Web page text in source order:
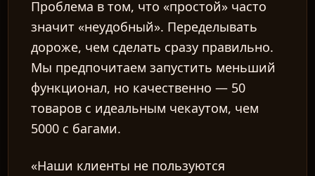
Проблема в том, что «простой» часто
значит «неудобный». Переделывать
дороже, чем сделать сразу правильно.
Мы предпочитаем запустить меньший
функционал, но качественно — 50
товаров с идеальным чекаутом, чем
5000 с багами.
«Наши клиенты не пользуются